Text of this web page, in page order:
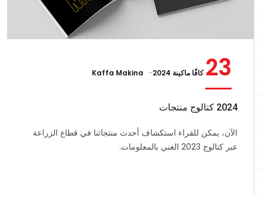
23 كافّا ماكينة 2024 Kaffa Makina
2024 كتالوج منتجات
الآن، يمكن للقراء استكشاف أحدث منتجاتنا في قطاع الزراعة
عبر كتالوج 2023 الغني بالمعلومات.